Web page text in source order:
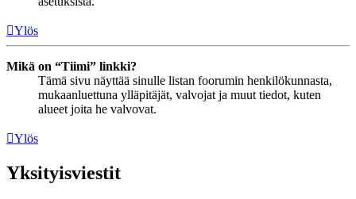
Ylös
Mikä on “Tiimi” linkki?
Tämä sivu näyttää sinulle listan foorumin henkilökunnasta,
mukaanluettuna ylläpitäjät, valvojat ja muut tiedot, kuten
alueet joita he valvovat.
Ylös
Yksityisviestit